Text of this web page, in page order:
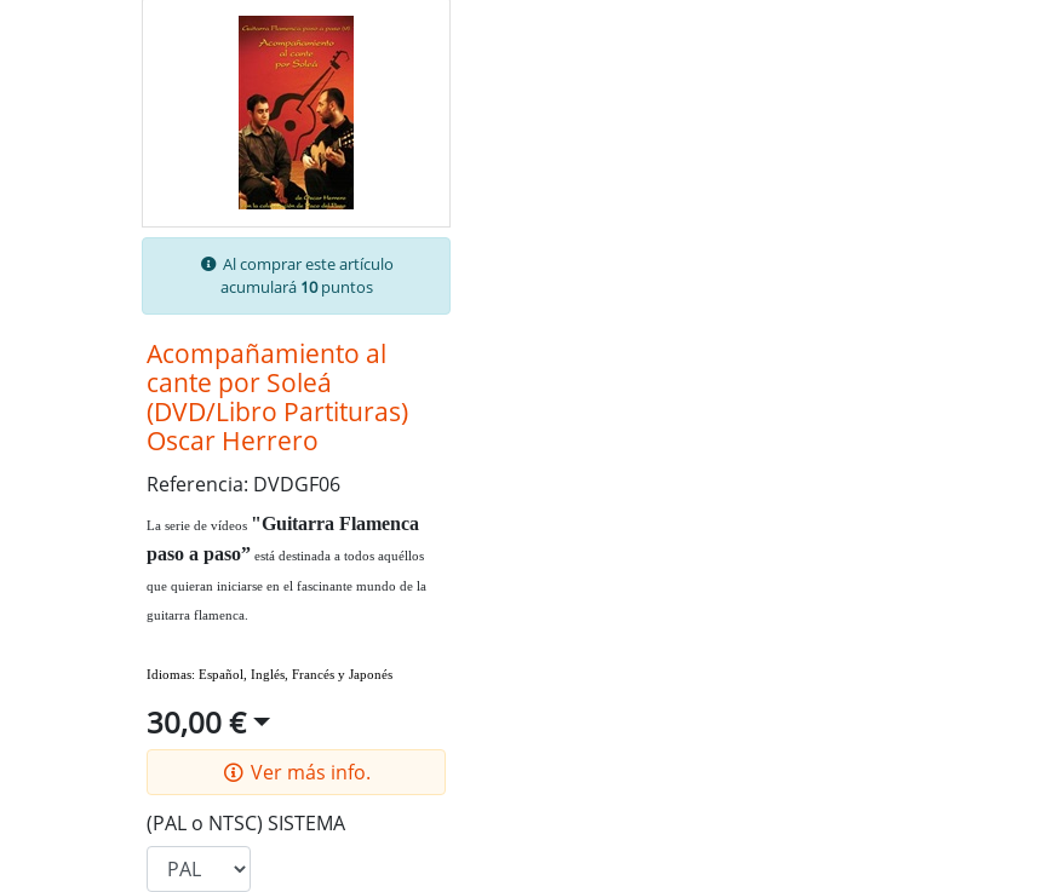
Al comprar este artículo
acumulará 10puntos
Acompañamiento al
cante por Soleá
(DVD/Libro Partituras)
Oscar Herrero
Referencia: DVDGF06
La serie de vídeos "Guitarra Flamenca
paso a paso” está destinada a todos aquéllos
que quieran iniciarse en el fascinante mundo de la
guitarra flamenca.
Idiomas: Español, Inglés, Francés y Japonés
30,00 €
Ver más info.
(PAL o NTSC) SISTEMA